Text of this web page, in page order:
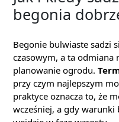
begonia
Begonie bulwiaste sadzi
czasowym, a ta odmiana
planowanie ogrodu.
przy czym najlepszym
praktyce oznacza to, że
wcześniej, a gdy warunki